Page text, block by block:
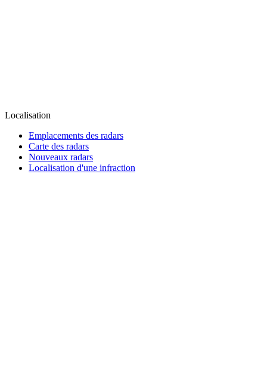
Localisation
Emplacements des radars
Carte des radars
Nouveaux radars
Localisation d'une infraction